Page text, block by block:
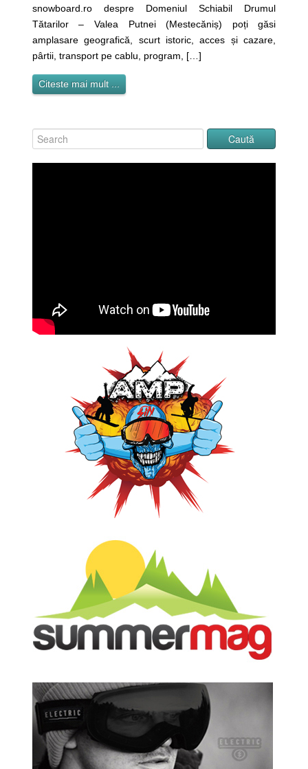
snowboard.ro despre Domeniul Schiabil Drumul
Tătarilor – Valea Putnei (Mestecăniș) poți găsi
amplasare geografică, scurt istoric, acces și cazare,
pârtii, transport pe cablu, program, […]
Citeste mai mult ...